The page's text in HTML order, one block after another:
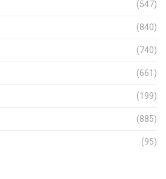
(547)
(840)
(740)
(661)
(199)
(885)
(95)